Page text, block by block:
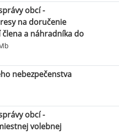
obcí -
na doručenie
a náhradníka do
nebezpečenstva
obcí -
volebnej